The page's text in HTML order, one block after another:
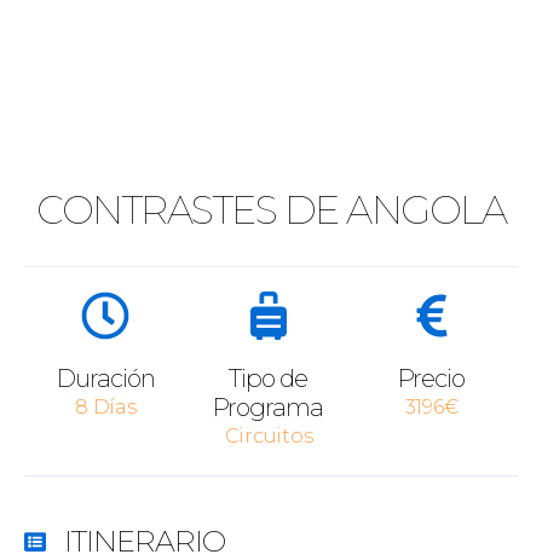
CONTRASTES DE ANGOLA
Duración
8 Días
Tipo de
Programa
Circuitos
Precio
3196€
ITINERARIO